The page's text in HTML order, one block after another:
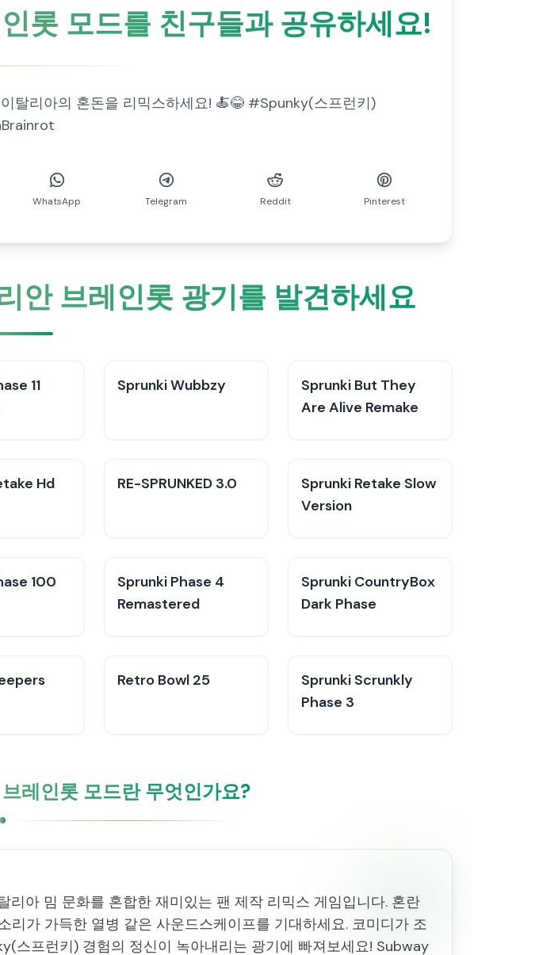
롯 모드를 친구들과 공유하세요!
탈리아의 혼돈을 리믹스하세요! 🍝😂 #Spunky(스프런키)
WhatsApp Telegram Reddit Pinterest
안 브레인롯 광기를 발견하세요
11
Sprunki Wubbzy
Sprunki But They
Are Alive Remake
Hd
RE-SPRUNKED 3.0
Sprunki Retake Slow
Version
100
Sprunki Phase 4
Remastered
Sprunki CountryBox
Dark Phase
Retro Bowl 25
Sprunki Scrunkly
Phase 3
레인롯 모드란 무엇인가요?
아 밈 문화를 혼합한 재미있는 팬 제작 리믹스 게임입니다. 혼란
가 가득한 열병 같은 사운드스케이프를 기대하세요. 코미디가 조
스프런키) 경험의 정신이 녹아내리는 광기에 빠져보세요! Subway